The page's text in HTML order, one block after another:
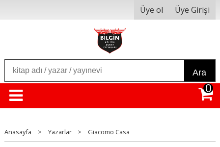
Üye ol Üye Girişi
Ara
0
Anasayfa > Yazarlar > Giacomo Casa